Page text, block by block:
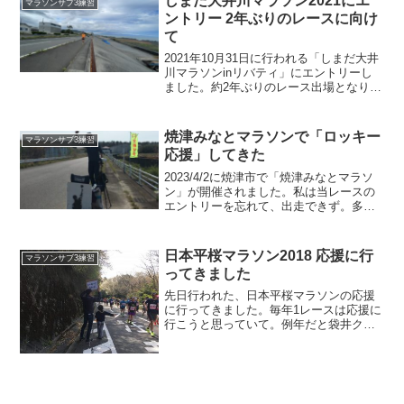
て、グタグタでゴ...
マラソンサブ3練習
ントリー 2年ぶりのレースに向け
て
2021年10月31日に行われる「しまだ大井
川マラソンinリバティ」にエントリーし
ました。約2年ぶりのレース出場となりま
ています。
マラソンサブ3練習
焼津みなとマラソンで「ロッキー
応援」してきた
2023/4/2に焼津市で「焼津みなとマラソ
ン」が開催されました。私は当レースの
エントリーを忘れて、出走できず。多く
て頂いたランナー方々、ありがとうござ
いました。そして...
マラソンサブ3練習
日本平桜マラソン2018 応援に行
ってきました
先日行われた、日本平桜マラソンの応援
に行ってきました。毎年1レースは応援に
行こうと思っていて。例年だと袋井クラ